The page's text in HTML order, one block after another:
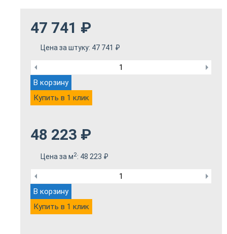
47 741 ₽
Цена за штуку: 47 741 ₽
В корзину
Купить в 1 клик
48 223 ₽
Цена за м2: 48 223 ₽
В корзину
Купить в 1 клик